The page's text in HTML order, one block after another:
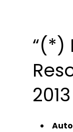
“(*)